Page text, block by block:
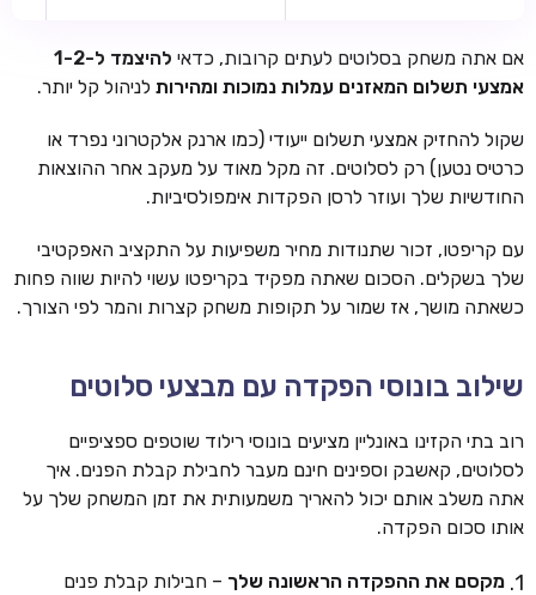
אם אתה משחק בסלוטים לעתים קרובות, כדאי
להיצמד ל-1-2
אמצעי תשלום המאזנים עמלות נמוכות ומהירות לניהול קל יותר.
שקול להחזיק אמצעי תשלום ייעודי (כמו ארנק אלקטרוני נפרד או
כרטיס נטען) רק לסלוטים. זה מקל מאוד על מעקב אחר ההוצאות
החודשיות שלך ועוזר לרסן הפקדות אימפולסיביות.
עם קריפטו, זכור שתנודות מחיר משפיעות על התקציב האפקטיבי
שלך בשקלים. הסכום שאתה מפקיד בקריפטו עשוי להיות שווה פחות
כשאתה מושך, אז שמור על תקופות משחק קצרות והמר לפי הצורך.
שילוב בונוסי הפקדה עם מבצעי סלוטים
רוב בתי הקזינו באונליין מציעים בונוסי רילוד שוטפים ספציפיים
לסלוטים, קאשבק וספינים חינם מעבר לחבילת קבלת הפנים. איך
אתה משלב אותם יכול להאריך משמעותית את זמן המשחק שלך על
אותו סכום הפקדה.
מקסם את ההפקדה הראשונה שלך – חבילות קבלת פנים